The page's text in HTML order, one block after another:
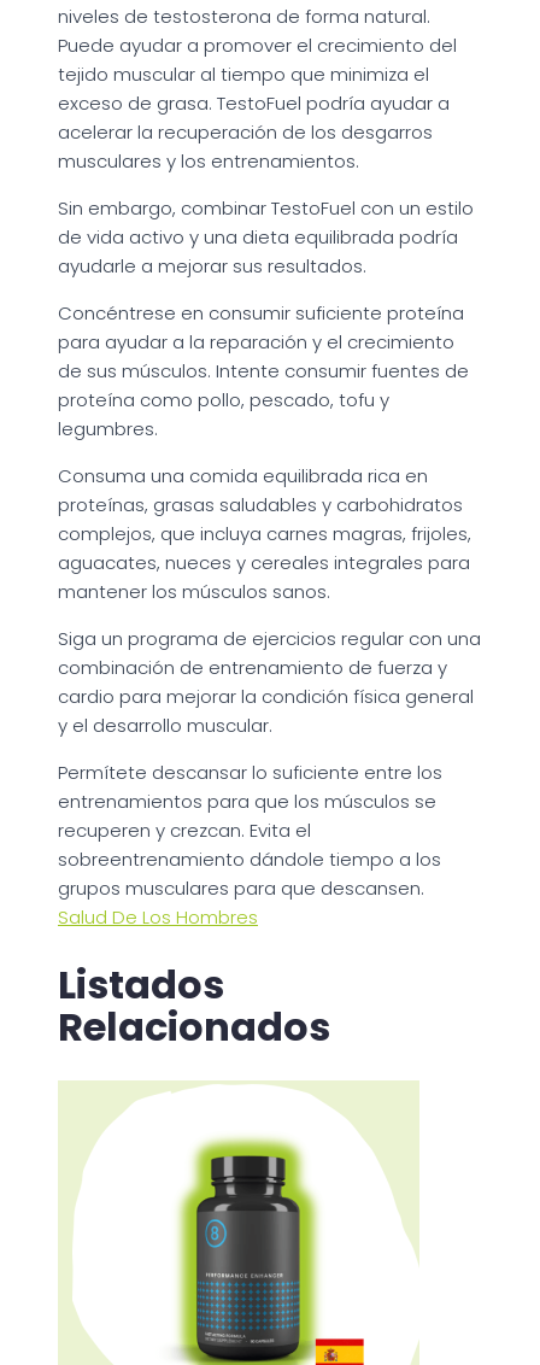
niveles de testosterona de forma natural.
Puede ayudar a promover el crecimiento del
tejido muscular al tiempo que minimiza el
exceso de grasa. TestoFuel podría ayudar a
acelerar la recuperación de los desgarros
musculares y los entrenamientos.
Sin embargo, combinar TestoFuel con un estilo
de vida activo y una dieta equilibrada podría
ayudarle a mejorar sus resultados.
Concéntrese en consumir suficiente proteína
para ayudar a la reparación y el crecimiento
de sus músculos. Intente consumir fuentes de
proteína como pollo, pescado, tofu y
legumbres.
Consuma una comida equilibrada rica en
proteínas, grasas saludables y carbohidratos
complejos, que incluya carnes magras, frijoles,
aguacates, nueces y cereales integrales para
mantener los músculos sanos.
Siga un programa de ejercicios regular con una
combinación de entrenamiento de fuerza y
cardio para mejorar la condición física general
y el desarrollo muscular.
Permítete descansar lo suficiente entre los
entrenamientos para que los músculos se
recuperen y crezcan. Evita el
sobreentrenamiento dándole tiempo a los
grupos musculares para que descansen.
Salud De Los Hombres
Listados
Relacionados